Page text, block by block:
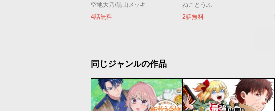
空地大乃/黒山メッキ
4話無料
ねことうふ
2話無料
同じジャンルの作品